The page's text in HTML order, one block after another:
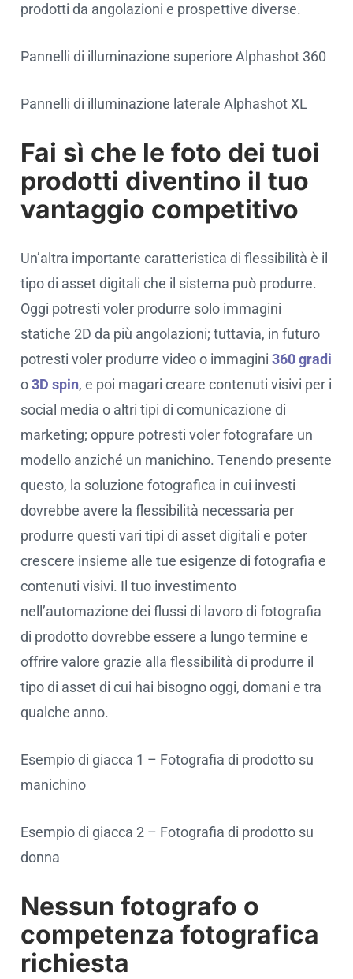
prodotti da angolazioni e prospettive diverse.
Pannelli di illuminazione superiore Alphashot 360
Pannelli di illuminazione laterale Alphashot XL
Fai sì che le foto dei tuoi
prodotti diventino il tuo
vantaggio competitivo
Un’altra importante caratteristica di flessibilità è il
tipo di asset digitali che il sistema può produrre.
Oggi potresti voler produrre solo immagini
statiche 2D da più angolazioni; tuttavia, in futuro
potresti voler produrre video o immagini 360 gradi
o3D spin, e poi magari creare contenuti visivi per i
social media o altri tipi di comunicazione di
marketing; oppure potresti voler fotografare un
modello anziché un manichino. Tenendo presente
questo, la soluzione fotografica in cui investi
dovrebbe avere la flessibilità necessaria per
produrre questi vari tipi di asset digitali e poter
crescere insieme alle tue esigenze di fotografia e
contenuti visivi. Il tuo investimento
nell’automazione dei flussi di lavoro di fotografia
di prodotto dovrebbe essere a lungo termine e
offrire valore grazie alla flessibilità di produrre il
tipo di asset di cui hai bisogno oggi, domani e tra
qualche anno.
Esempio di giacca 1 – Fotografia di prodotto su
manichino
Esempio di giacca 2 – Fotografia di prodotto su
donna
Nessun fotografo o
competenza fotografica
richiesta